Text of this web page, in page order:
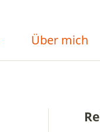
Über mich